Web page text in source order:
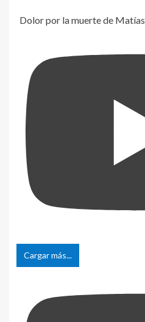
Dolor por la muerte de Matías
Cargar más...